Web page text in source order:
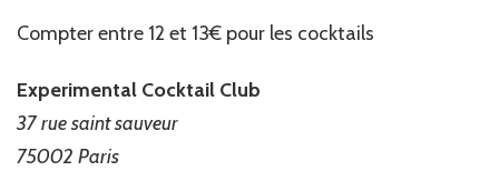
Compter entre 12 et 13€ pour les cocktails
Experimental Cocktail Club
37 rue saint sauveur
75002 Paris